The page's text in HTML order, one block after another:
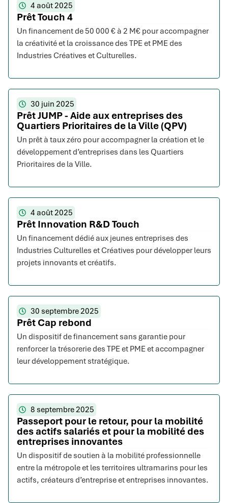
4 août 2025
Prêt Touch 4
Un financement de 50 000 € à 2 M€ pour accompagner
la créativité et la croissance des TPE et PME des
Industries Créatives et Culturelles.
30 juin 2025
Prêt JUMP - Aide aux entreprises des
Quartiers Prioritaires de la Ville (QPV)
Un prêt à taux zéro pour accompagner la création et le
développement d’entreprises dans les Quartiers
Prioritaires de la Ville.
4 août 2025
Prêt Innovation R&D Touch
Un financement dédié aux jeunes entreprises des
Industries Culturelles et Créatives pour développer leurs
projets innovants et créatifs.
30 septembre 2025
Prêt Cap rebond
Un dispositif de financement sans garantie pour
renforcer la trésorerie des TPE et PME et accompagner
leur développement stratégique.
8 septembre 2025
Passeport pour le retour, pour la mobilité
des actifs salariés et pour la mobilité des
entreprises innovantes
Un dispositif de soutien à la mobilité professionnelle
entre la métropole et les territoires ultramarins pour les
actifs, créateurs d’entreprise et entreprises innovantes.